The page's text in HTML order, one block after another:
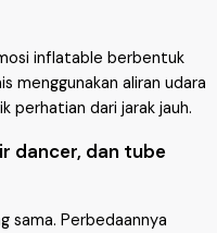
inflatable berbentuk
menggunakan aliran udara
perhatian dari jarak jauh.
dancer, dan tube
sama. Perbedaannya